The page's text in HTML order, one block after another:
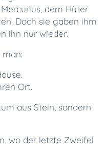
dem Hüter
Doch sie gaben ihm
ihn nur wieder.
Ort.
aus Stein, sondern
wo der letzte Zweifel